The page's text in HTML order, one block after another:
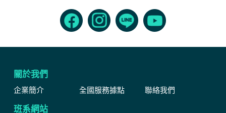
關於我們
企業簡介 全國服務據點 聯絡我們
班系網站